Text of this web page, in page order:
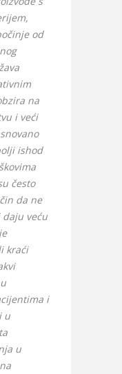
od
na
i veći
ishod
često
da ne
veću
kraći
i
u
u